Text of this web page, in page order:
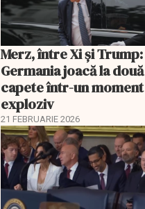
Merz, între Xi și Trump:
Germania joacă la două
capete într-un moment
exploziv
21 FEBRUARIE 2026